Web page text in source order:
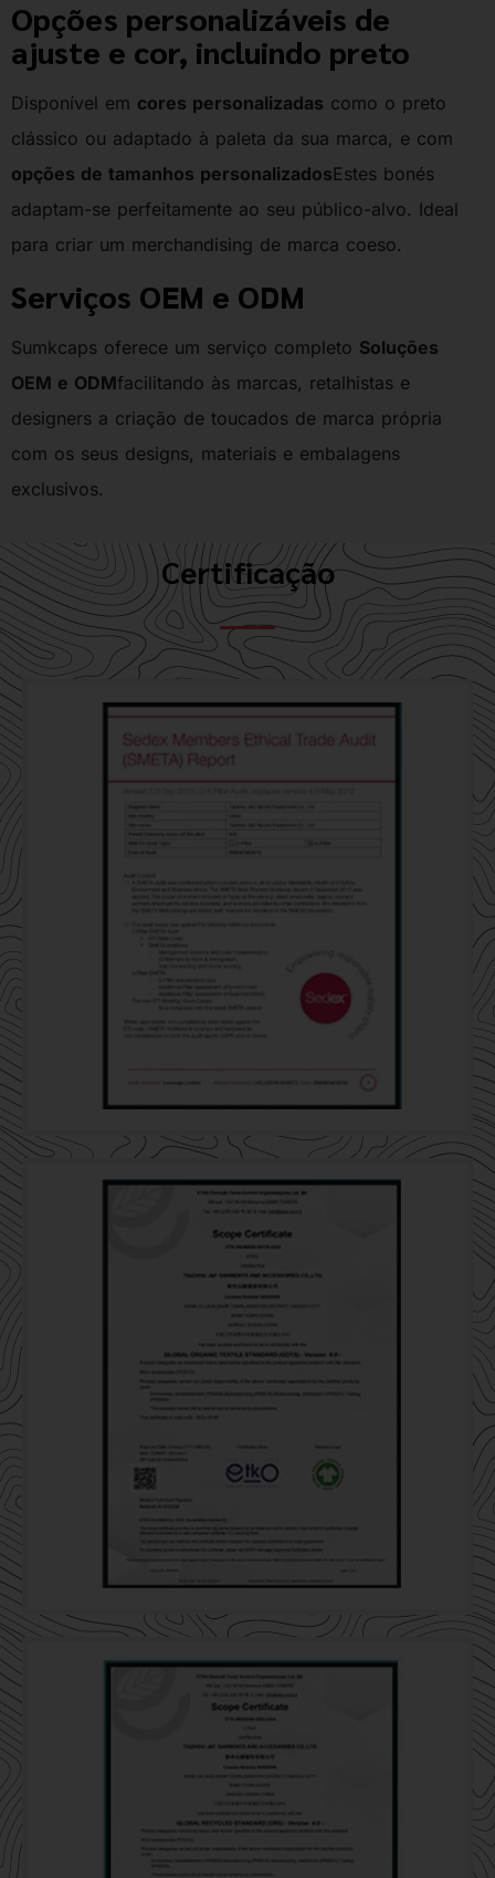
Opções personalizáveis de
ajuste e cor, incluindo preto
Disponível em cores personalizadas como o preto
clássico ou adaptado à paleta da sua marca, e com
opções de tamanhos personalizadosEstes bonés
adaptam-se perfeitamente ao seu público-alvo. Ideal
para criar um merchandising de marca coeso.
Serviços OEM e ODM
Sumkcaps oferece um serviço completo Soluções
OEM e ODMfacilitando às marcas, retalhistas e
designers a criação de toucados de marca própria
com os seus designs, materiais e embalagens
exclusivos.
Certificação